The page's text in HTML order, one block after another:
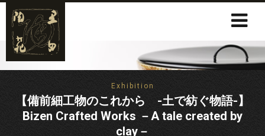
Exhibition
【備前細工物のこれから -土で紡ぐ物語-】
Bizen Crafted Works －A tale created by
clay－